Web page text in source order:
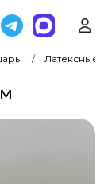
Латексные